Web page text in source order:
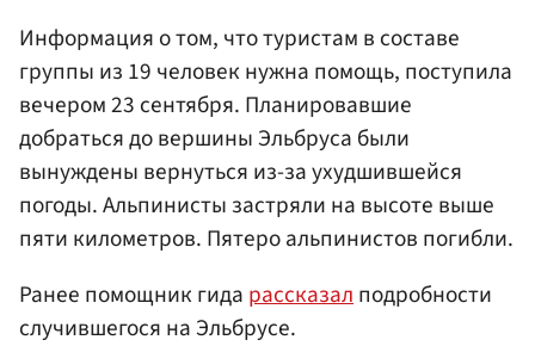
Информация о том, что туристам в составе
группы из 19 человек нужна помощь, поступила
вечером 23 сентября. Планировавшие
добраться до вершины Эльбруса были
вынуждены вернуться из-за ухудшившейся
погоды. Альпинисты застряли на высоте выше
пяти километров. Пятеро альпинистов погибли.
Ранее помощник гида рассказалподробности
случившегося на Эльбрусе.